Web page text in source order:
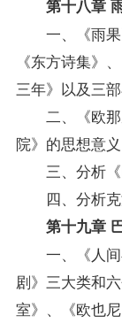
第十八章
一、《雨果
《东方诗集》
三年》以及三
二、《欧那
院》的思想意义
三、分析《
四、分析克
第十九章
一、《人间
剧》三大类和
室》、《欧也